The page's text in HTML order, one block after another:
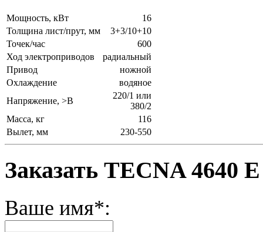
Мощность, кВт
16
Толщина лист/прут, мм
3+3/10+10
Точек/час
600
Ход электроприводов
радиальный
Привод
ножной
Охлаждение
водяное
Напряжение, >В
220/1 или
380/2
Масса, кг
116
Вылет, мм
230-550
Заказать TECNA 4640 E
Ваше имя*: